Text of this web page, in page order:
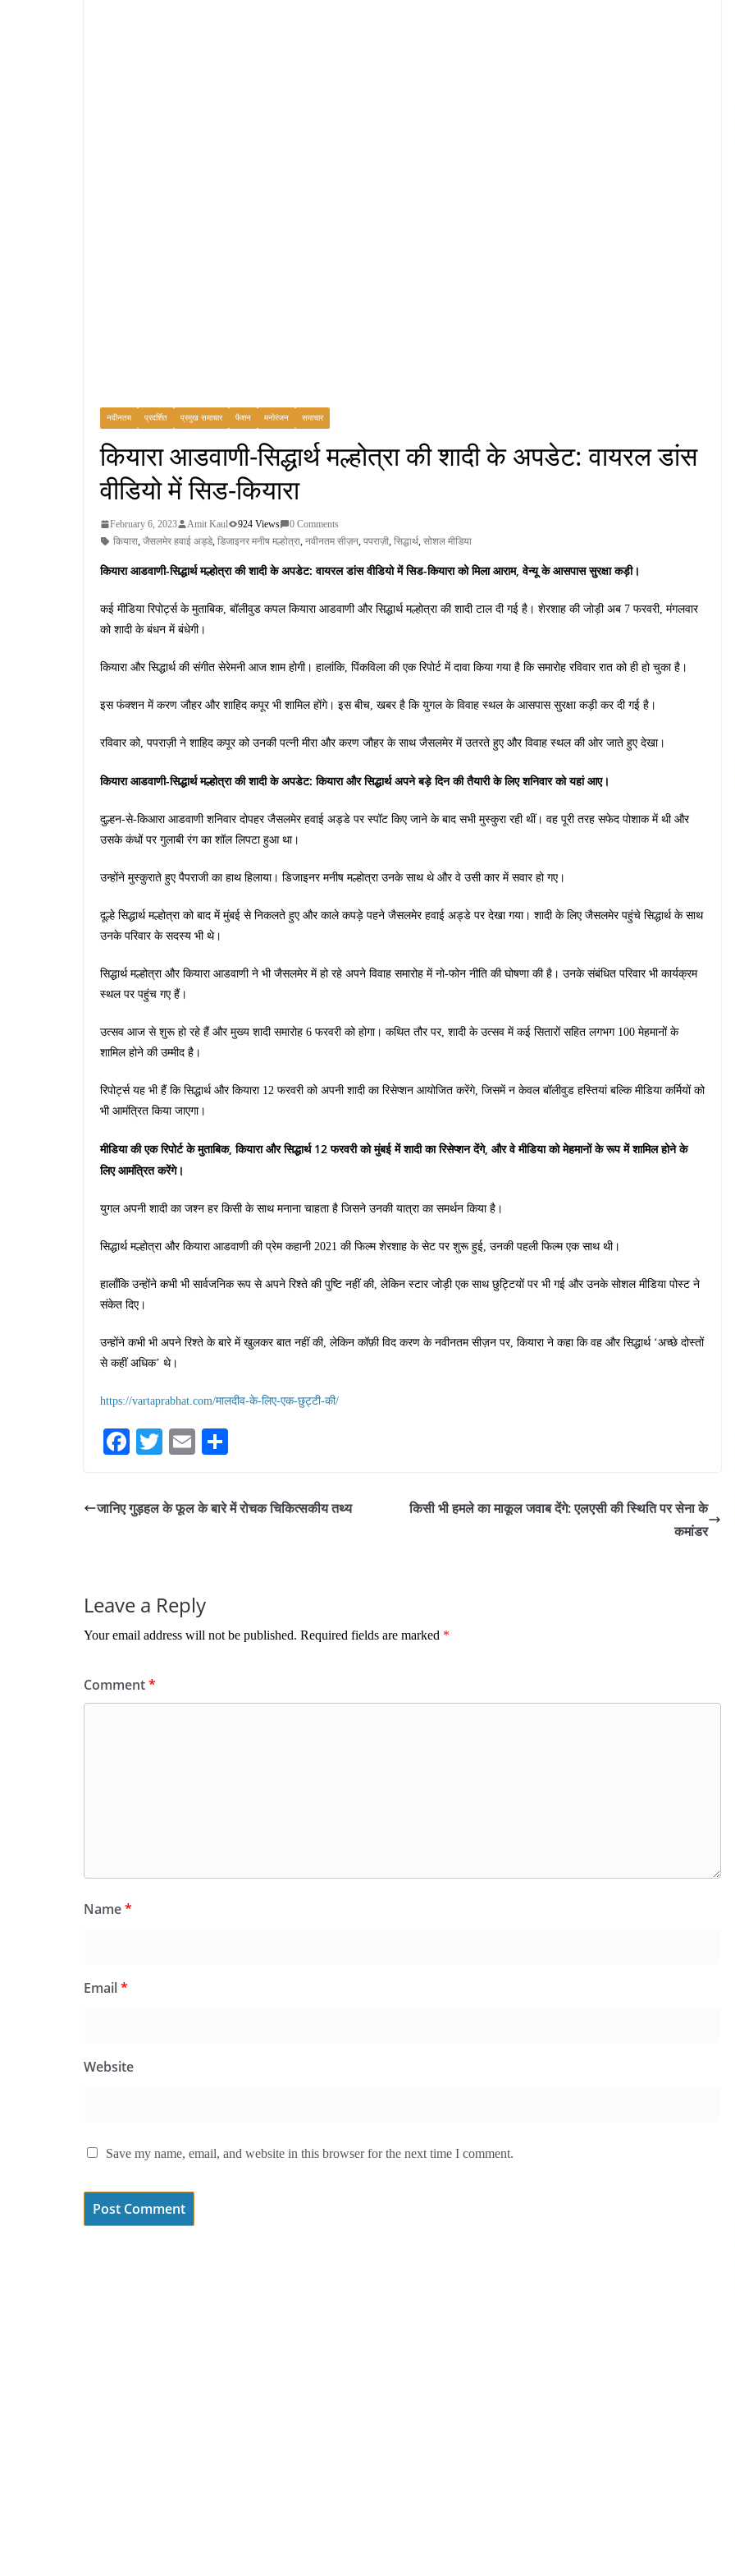
नवीनतम प्रदर्शित प्रमुख समाचार फैशन मनोरंजन समाचार
कियारा आडवाणी-सिद्धार्थ मल्होत्रा ​​की शादी के अपडेट: वायरल डांस
वीडियो में सिड-कियारा
February 6, 2023 Amit Kaul 924 Views
0 Comments
कियारा जैसलमेर हवाई अड्डे, डिजाइनर मनीष मल्होत्रा नवीनतम सीज़न पपराज़ी सिद्धार्थ सोशल मीडिया
कियारा आडवाणी-सिद्धार्थ मल्होत्रा ​​की शादी के अपडेट: वायरल डांस वीडियो में सिड-कियारा को मिला आराम, वेन्यू के आसपास सुरक्षा कड़ी।
कई मीडिया रिपोर्ट्स के मुताबिक, बॉलीवुड कपल कियारा आडवाणी और सिद्धार्थ मल्होत्रा की शादी टाल दी गई है। शेरशाह की जोड़ी अब 7 फरवरी, मंगलवार
को शादी के बंधन में बंधेगी।
कियारा और सिद्धार्थ की संगीत सेरेमनी आज शाम होगी। हालांकि, पिंकविला की एक रिपोर्ट में दावा किया गया है कि समारोह रविवार रात को ही हो चुका है।
इस फंक्शन में करण जौहर और शाहिद कपूर भी शामिल होंगे। इस बीच, खबर है कि युगल के विवाह स्थल के आसपास सुरक्षा कड़ी कर दी गई है।
रविवार को, पपराज़ी ने शाहिद कपूर को उनकी पत्नी मीरा और करण जौहर के साथ जैसलमेर में उतरते हुए और विवाह स्थल की ओर जाते हुए देखा।
कियारा आडवाणी-सिद्धार्थ मल्होत्रा ​​की शादी के अपडेट: कियारा और सिद्धार्थ अपने बड़े दिन की तैयारी के लिए शनिवार को यहां आए।
दुल्हन-से-किआरा आडवाणी शनिवार दोपहर जैसलमेर हवाई अड्डे पर स्पॉट किए जाने के बाद सभी मुस्कुरा रही थीं। वह पूरी तरह सफेद पोशाक में थी और
उसके कंधों पर गुलाबी रंग का शॉल लिपटा हुआ था।
उन्होंने मुस्कुराते हुए पैपराजी का हाथ हिलाया। डिजाइनर मनीष मल्होत्रा उनके साथ थे और वे उसी कार में सवार हो गए।
दूल्हे सिद्धार्थ मल्होत्रा को बाद में मुंबई से निकलते हुए और काले कपड़े पहने जैसलमेर हवाई अड्डे पर देखा गया। शादी के लिए जैसलमेर पहुंचे सिद्धार्थ के साथ
उनके परिवार के सदस्य भी थे।
सिद्धार्थ मल्होत्रा और कियारा आडवाणी ने भी जैसलमेर में हो रहे अपने विवाह समारोह में नो-फोन नीति की घोषणा की है। उनके संबंधित परिवार भी कार्यक्रम
स्थल पर पहुंच गए हैं।
उत्सव आज से शुरू हो रहे हैं और मुख्य शादी समारोह 6 फरवरी को होगा। कथित तौर पर, शादी के उत्सव में कई सितारों सहित लगभग 100 मेहमानों के
शामिल होने की उम्मीद है।
रिपोर्ट्स यह भी हैं कि सिद्धार्थ और कियारा 12 फरवरी को अपनी शादी का रिसेप्शन आयोजित करेंगे, जिसमें न केवल बॉलीवुड हस्तियां बल्कि मीडिया कर्मियों को
भी आमंत्रित किया जाएगा।
मीडिया की एक रिपोर्ट के मुताबिक, कियारा और सिद्धार्थ 12 फरवरी को मुंबई में शादी का रिसेप्शन देंगे, और वे मीडिया को मेहमानों के रूप में शामिल होने के
लिए आमंत्रित करेंगे।
युगल अपनी शादी का जश्न हर किसी के साथ मनाना चाहता है जिसने उनकी यात्रा का समर्थन किया है।
सिद्धार्थ मल्होत्रा ​​और कियारा आडवाणी की प्रेम कहानी 2021 की फिल्म शेरशाह के सेट पर शुरू हुई, उनकी पहली फिल्म एक साथ थी।
हालाँकि उन्होंने कभी भी सार्वजनिक रूप से अपने रिश्ते की पुष्टि नहीं की, लेकिन स्टार जोड़ी एक साथ छुट्टियों पर भी गई और उनके सोशल मीडिया पोस्ट ने
संकेत दिए।
उन्होंने कभी भी अपने रिश्ते के बारे में खुलकर बात नहीं की, लेकिन कॉफ़ी विद करण के नवीनतम सीज़न पर, कियारा ने कहा कि वह और सिद्धार्थ ‘अच्छे दोस्तों
से कहीं अधिक’ थे।
https://vartaprabhat.com/मालदीव-के-लिए-एक-छुट्टी-की/
Fa
ok
T
tte
r
E
ail
re
जानिए गुड़हल के फूल के बारे में रोचक चिकित्सकीय तथ्य
किसी भी हमले का माकूल जवाब देंगे: एलएसी की स्थिति पर सेना के
कमांडर
Leave a Reply
Your email address will not be published. Required fields are marked *
Comment*
Name*
Email*
Website
Save my name, email, and website in this browser for the next time I comment.